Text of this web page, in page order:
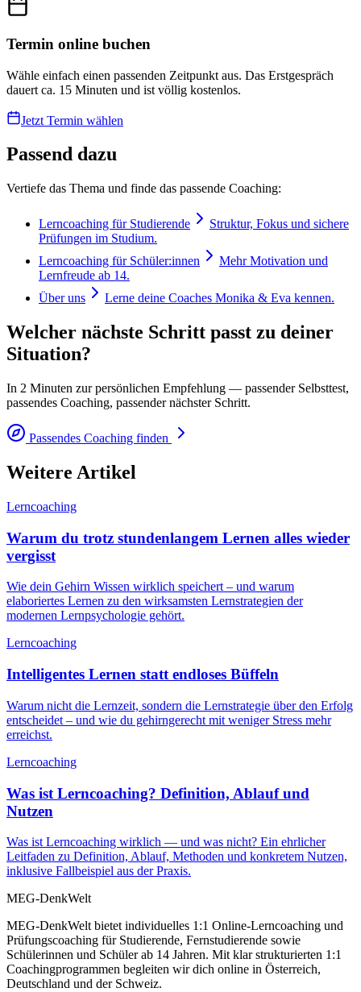
Termin online buchen
Wähle einfach einen passenden Zeitpunkt aus. Das Erstgespräch
dauert ca. 15 Minuten und ist völlig kostenlos.
Jetzt Termin wählen
Passend dazu
Vertiefe das Thema und finde das passende Coaching:
Lerncoaching für Studierende
Struktur, Fokus und sichere
Prüfungen im Studium.
Lerncoaching für Schüler:innen
Mehr Motivation und
Lernfreude ab 14.
Über uns
Lerne deine Coaches Monika & Eva kennen.
Welcher nächste Schritt passt zu deiner
Situation?
In 2 Minuten zur persönlichen Empfehlung — passender Selbsttest,
passendes Coaching, passender nächster Schritt.
Passendes Coaching finden
Weitere Artikel
Lerncoaching
Warum du trotz stundenlangem Lernen alles wieder
vergisst
Wie dein Gehirn Wissen wirklich speichert – und warum
elaboriertes Lernen zu den wirksamsten Lernstrategien der
modernen Lernpsychologie gehört.
Lerncoaching
Intelligentes Lernen statt endloses Büffeln
Warum nicht die Lernzeit, sondern die Lernstrategie über den Erfolg
entscheidet – und wie du gehirngerecht mit weniger Stress mehr
erreichst.
Lerncoaching
Was ist Lerncoaching? Definition, Ablauf und
Nutzen
Was ist Lerncoaching wirklich — und was nicht? Ein ehrlicher
Leitfaden zu Definition, Ablauf, Methoden und konkretem Nutzen,
inklusive Fallbeispiel aus der Praxis.
MEG-DenkWelt
MEG-DenkWelt bietet individuelles 1:1 Online-Lerncoaching und
Prüfungscoaching für Studierende, Fernstudierende sowie
Schülerinnen und Schüler ab 14 Jahren. Mit klar strukturierten 1:1
Coachingprogrammen begleiten wir dich online in Österreich,
Deutschland und der Schweiz.